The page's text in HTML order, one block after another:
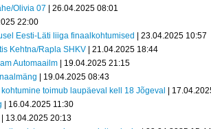
Olivia 07 | 26.04.2025 08:01
22:00
Eesti-Läti liiga finaalkohtumised
| 23.04.2025 10:57
Kehtna/Rapla SHKV | 21.04.2025 18:44
Automaailm | 19.04.2025 21:15
| 19.04.2025 08:43
toimub laupäeval kell 18 Jõgeval
|
| 16.04.2025 11:30
| 13.04.2025 20:13